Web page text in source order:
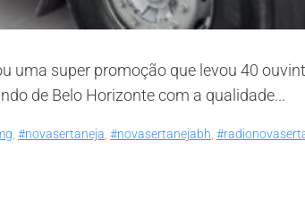
uma super promoção que levou 40
de Belo Horizonte com a qualidade...
#novasertaneja #novasertanejabh